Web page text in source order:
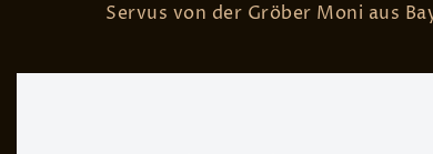
Servus von der Gröber Moni aus